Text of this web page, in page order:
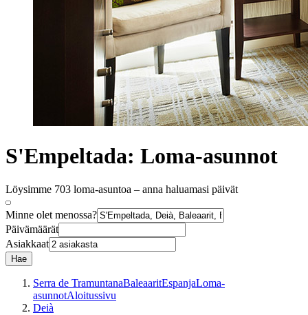
S'Empeltada: Loma-asunnot
Löysimme 703 loma-asuntoa – anna haluamasi päivät
Minne olet menossa?
Päivämäärät
Asiakkaat
Hae
Serra de TramuntanaBaleaaritEspanjaLoma-
asunnotAloitussivu
Deià